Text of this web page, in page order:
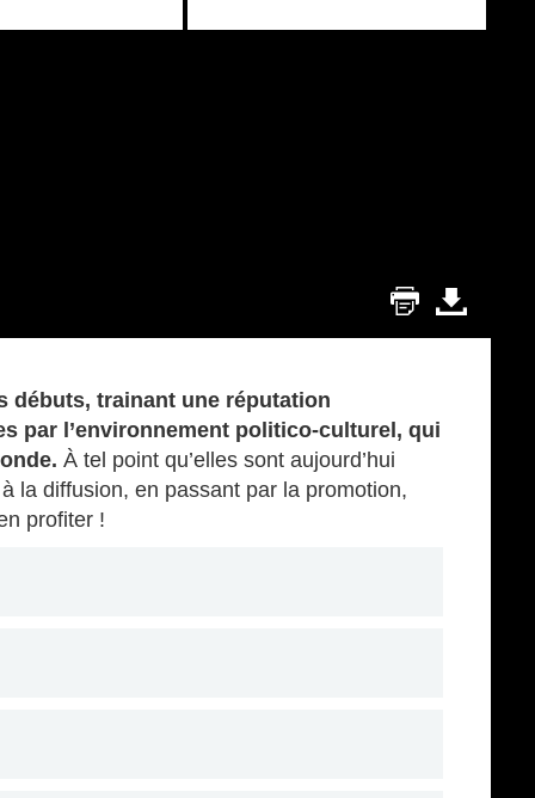
débuts, trainant une réputation
par l’environnement politico-culturel, qui
À tel point qu’elles sont aujourd’hui
la diffusion, en passant par la promotion,
profiter !